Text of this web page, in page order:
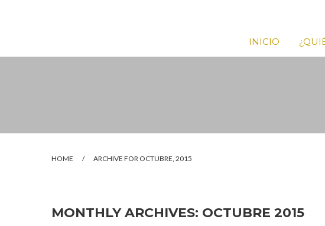
INICIO
HOME / ARCHIVE FOR OCTUBRE, 2015
MONTHLY ARCHIVES: OCTUBRE 2015